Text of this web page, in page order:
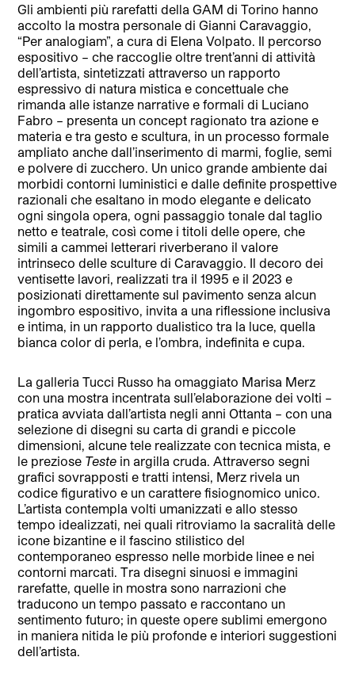
Gli ambienti più rarefatti della GAM di Torino hanno
accolto la mostra personale di Gianni Caravaggio,
“Per analogiam”, a cura di Elena Volpato. Il percorso
espositivo – che raccoglie oltre trent’anni di attività
dell’artista, sintetizzati attraverso un rapporto
espressivo di natura mistica e concettuale che
rimanda alle istanze narrative e formali di Luciano
Fabro – presenta un concept ragionato tra azione e
materia e tra gesto e scultura, in un processo formale
ampliato anche dall’inserimento di marmi, foglie, semi
e polvere di zucchero. Un unico grande ambiente dai
morbidi contorni luministici e dalle definite prospettive
razionali che esaltano in modo elegante e delicato
ogni singola opera, ogni passaggio tonale dal taglio
netto e teatrale, così come i titoli delle opere, che
simili a cammei letterari riverberano il valore
intrinseco delle sculture di Caravaggio. Il decoro dei
ventisette lavori, realizzati tra il 1995 e il 2023 e
posizionati direttamente sul pavimento senza alcun
ingombro espositivo, invita a una riflessione inclusiva
e intima, in un rapporto dualistico tra la luce, quella
bianca color di perla, e l’ombra, indefinita e cupa.
La galleria Tucci Russo ha omaggiato Marisa Merz
con una mostra incentrata sull’elaborazione dei volti –
pratica avviata dall’artista negli anni Ottanta – con una
selezione di disegni su carta di grandi e piccole
dimensioni, alcune tele realizzate con tecnica mista, e
le preziose Teste in argilla cruda. Attraverso segni
grafici sovrapposti e tratti intensi, Merz rivela un
codice figurativo e un carattere fisiognomico unico.
L’artista contempla volti umanizzati e allo stesso
tempo idealizzati, nei quali ritroviamo la sacralità delle
icone bizantine e il fascino stilistico del
contemporaneo espresso nelle morbide linee e nei
contorni marcati. Tra disegni sinuosi e immagini
rarefatte, quelle in mostra sono narrazioni che
traducono un tempo passato e raccontano un
sentimento futuro; in queste opere sublimi emergono
in maniera nitida le più profonde e interiori suggestioni
dell’artista.